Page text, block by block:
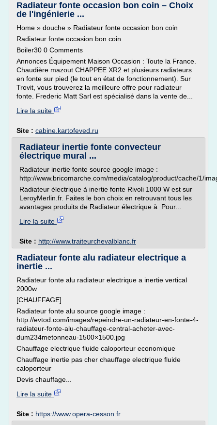
Radiateur fonte occasion bon coin – Choix
de l'ingénierie ...
Home » douche » Radiateur fonte occasion bon coin
Radiateur fonte occasion bon coin
Boiler30 0 Comments
Annonces Équipement Maison Occasion : Toute la France.
Chaudière mazout CHAPPEE XR2 et plusieurs radiateurs
en fonte sur pied (le tout en état de fonctionnement). Sur
Trovit, vous trouverez la meilleure offre pour radiateur
fonte. Frederic Matt Sarl est spécialisé dans la vente de...
Lire la suite
Site : cabine.kartofeved.ru
Radiateur inertie fonte convecteur
électrique mural ...
Radiateur inertie fonte source google image :
http://www.bricomarche.com/media/catalog/product/cache/1/
Radiateur électrique à inertie fonte Rivoli 1000 W est sur
LeroyMerlin.fr. Faites le bon choix en retrouvant tous les
avantages produits de Radiateur électrique à Pour...
Lire la suite
Site : http://www.traiteurchevalblanc.fr
Radiateur fonte alu radiateur electrique a
inertie ...
Radiateur fonte alu radiateur electrique a inertie vertical
2000w
[CHAUFFAGE]
Radiateur fonte alu source google image :
http://evtod.com/images/repeindre-un-radiateur-en-fonte-4-
radiateur-fonte-alu-chauffage-central-acheter-avec-
dum234metonneau-1500×1500.jpg
Chauffage electrique fluide caloporteur economique
Chauffage inertie pas cher chauffage electrique fluide
caloporteur
Devis chauffage...
Lire la suite
Site : https://www.opera-cesson.fr